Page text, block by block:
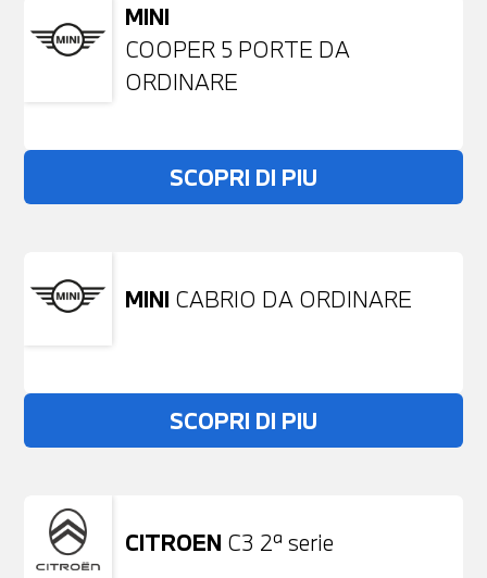
MINI
COOPER 5 PORTE DA
ORDINARE
SCOPRI DI PIU
MINI CABRIO DA ORDINARE
SCOPRI DI PIU
CITROEN C3 2ª serie
Usato